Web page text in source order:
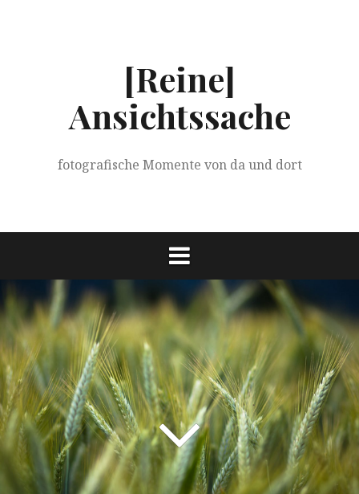
[Reine]
Ansichtssache
fotografische Momente von da und dort